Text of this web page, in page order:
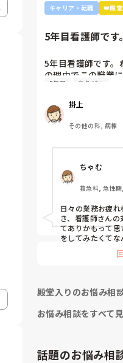
キャリア・転職 👑殿
5年目看護師で
5年目看護師です。
の理由でこの職業
たいことなどあま
がいもなく、"業務
みなさんはどうい
り、今の科につい
そもそもこんなこ
5年目 やりがい
掛上
その他の科, 病棟
ちゃむ
救急科, 急性
日々の業務お疲
き、看護師さん
てありかもって
をしてみたくて
をとり、さらに
結局看護師しか
殿堂入りのお悩み相
お悩み相談をすべて
話題のお悩み相